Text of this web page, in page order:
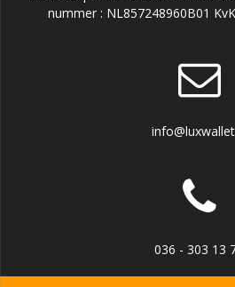
nummer : NL857248960B01
036 - 303 13